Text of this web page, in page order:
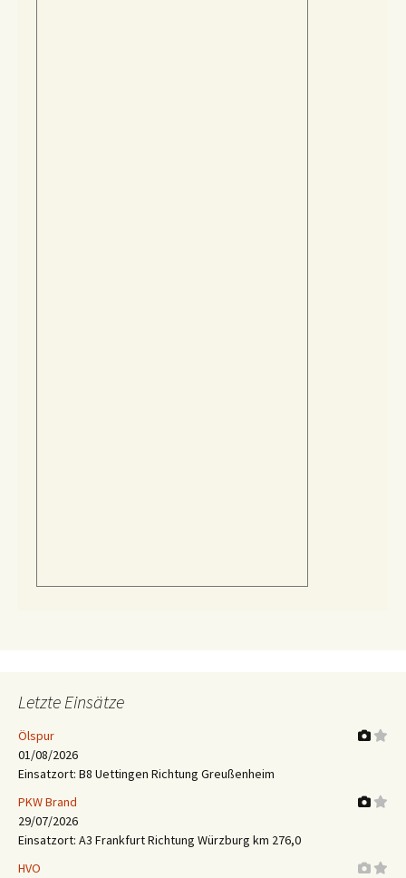
Letzte Einsätze
Ölspur
01/08/2026
Einsatzort: B8 Uettingen Richtung Greußenheim
PKW Brand
29/07/2026
Einsatzort: A3 Frankfurt Richtung Würzburg km 276,0
HVO